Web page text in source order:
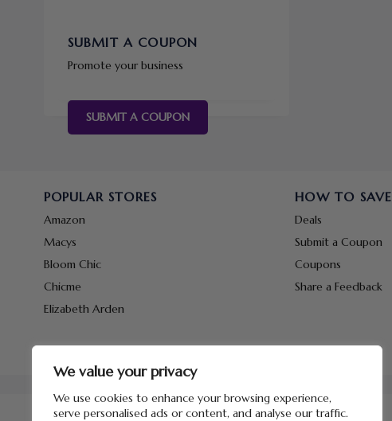
We value your privacy
We use cookies to enhance your browsing experience,
serve personalised ads or content, and analyse our traffic.
SUBMIT A COUPON
Promote your business
SUBMIT A COUPON
POPULAR STORES
Amazon
Macys
Bloom Chic
Chicme
Elizabeth Arden
HOW TO SAVE
Deals
Submit a Coupon
Coupons
Share a Feedback